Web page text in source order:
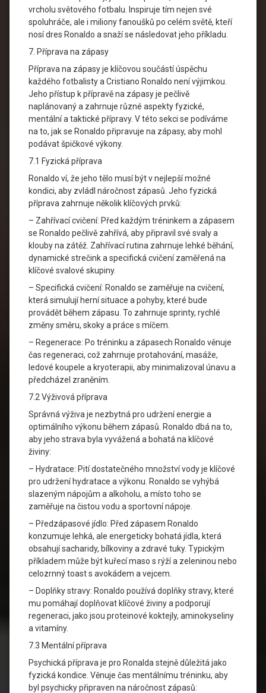
vrcholu světového fotbalu. Inspiruje tím nejen své
spoluhráče, ale i miliony fanoušků po celém světě, kteří
nosí dres Ronaldo a snaží se následovat jeho příkladu.
7. Příprava na zápasy
Příprava na zápasy je klíčovou součástí úspěchu
každého fotbalisty a Cristiano Ronaldo není výjimkou.
Jeho přístup k přípravě na zápasy je pečlivě
naplánovaný a zahrnuje různé aspekty fyzické,
mentální a taktické přípravy. V této sekci se podíváme
na to, jak se Ronaldo připravuje na zápasy, aby mohl
podávat špičkové výkony.
7.1 Fyzická příprava
Ronaldo ví, že jeho tělo musí být v nejlepší možné
kondici, aby zvládl náročnost zápasů. Jeho fyzická
příprava zahrnuje několik klíčových prvků:
– Zahřívací cvičení: Před každým tréninkem a zápasem
se Ronaldo pečlivě zahřívá, aby připravil své svaly a
klouby na zátěž. Zahřívací rutina zahrnuje lehké běhání,
dynamické strečink a specifická cvičení zaměřená na
klíčové svalové skupiny.
– Specifická cvičení: Ronaldo se zaměřuje na cvičení,
která simulují herní situace a pohyby, které bude
provádět během zápasu. To zahrnuje sprinty, rychlé
změny směru, skoky a práce s míčem.
– Regenerace: Po tréninku a zápasech Ronaldo věnuje
čas regeneraci, což zahrnuje protahování, masáže,
ledové koupele a kryoterapii, aby minimalizoval únavu a
předcházel zraněním.
7.2 Výživová příprava
Správná výživa je nezbytná pro udržení energie a
optimálního výkonu během zápasů. Ronaldo dbá na to,
aby jeho strava byla vyvážená a bohatá na klíčové
živiny:
– Hydratace: Pití dostatečného množství vody je klíčové
pro udržení hydratace a výkonu. Ronaldo se vyhýbá
slazeným nápojům a alkoholu, a místo toho se
zaměřuje na čistou vodu a sportovní nápoje.
– Předzápasové jídlo: Před zápasem Ronaldo
konzumuje lehká, ale energeticky bohatá jídla, která
obsahují sacharidy, bílkoviny a zdravé tuky. Typickým
příkladem může být kuřecí maso s rýží a zeleninou nebo
celozrnný toast s avokádem a vejcem.
– Doplňky stravy: Ronaldo používá doplňky stravy, které
mu pomáhají doplňovat klíčové živiny a podporují
regeneraci, jako jsou proteinové koktejly, aminokyseliny
a vitamíny.
7.3 Mentální příprava
Psychická příprava je pro Ronalda stejně důležitá jako
fyzická kondice. Věnuje čas mentálnímu tréninku, aby
byl psychicky připraven na náročnost zápasů: